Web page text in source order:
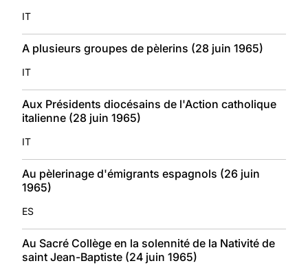
IT
A plusieurs groupes de pèlerins (28 juin 1965)
IT
Aux Présidents diocésains de l'Action catholique
italienne (28 juin 1965)
IT
Au pèlerinage d'émigrants espagnols (26 juin
1965)
ES
Au Sacré Collège en la solennité de la Nativité de
saint Jean-Baptiste (24 juin 1965)